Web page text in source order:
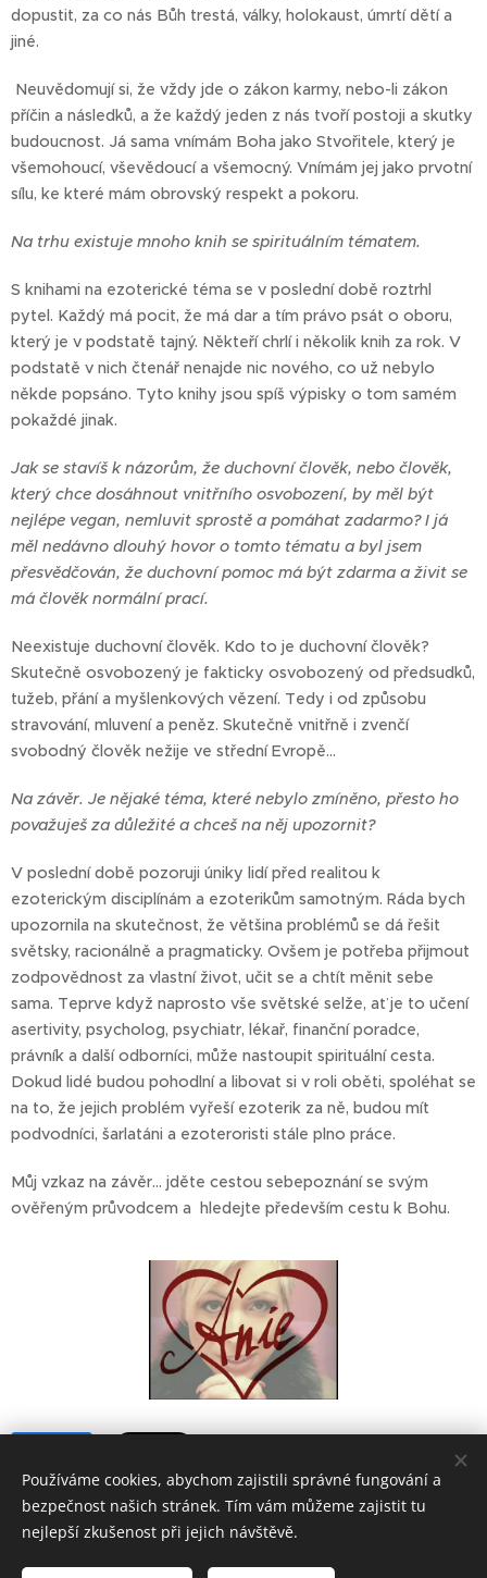
dopustit, za co nás Bůh trestá, války, holokaust, úmrtí dětí a
jiné.
Neuvědomují si, že vždy jde o zákon karmy, nebo-li zákon
příčin a následků, a že každý jeden z nás tvoří postoji a skutky
budoucnost. Já sama vnímám Boha jako Stvořitele, který je
všemohoucí, vševědoucí a všemocný. Vnímám jej jako prvotní
sílu, ke které mám obrovský respekt a pokoru.
Na trhu existuje mnoho knih se spirituálním tématem.
S knihami na ezoterické téma se v poslední době roztrhl
pytel. Každý má pocit, že má dar a tím právo psát o oboru,
který je v podstatě tajný. Někteří chrlí i několik knih za rok. V
podstatě v nich čtenář nenajde nic nového, co už nebylo
někde popsáno. Tyto knihy jsou spíš výpisky o tom samém
pokaždé jinak.
Jak se stavíš k názorům, že duchovní člověk, nebo člověk,
který chce dosáhnout vnitřního osvobození, by měl být
nejlépe vegan, nemluvit sprostě a pomáhat zadarmo? I já
měl nedávno dlouhý hovor o tomto tématu a byl jsem
přesvědčován, že duchovní pomoc má být zdarma a živit se
má člověk normální prací.
Neexistuje duchovní člověk. Kdo to je duchovní člověk?
Skutečně osvobozený je fakticky osvobozený od předsudků,
tužeb, přání a myšlenkových vězení. Tedy i od způsobu
stravování, mluvení a peněz. Skutečně vnitřně i zvenčí
svobodný člověk nežije ve střední Evropě...
Na závěr. Je nějaké téma, které nebylo zmíněno, přesto ho
považuješ za důležité a chceš na něj upozornit?
V poslední době pozoruji úniky lidí před realitou k
ezoterickým disciplínám a ezoterikům samotným. Ráda bych
upozornila na skutečnost, že většina problémů se dá řešit
světsky, racionálně a pragmaticky. Ovšem je potřeba přijmout
zodpovědnost za vlastní život, učit se a chtít měnit sebe
sama. Teprve když naprosto vše světské selže, ať je to učení
asertivity, psycholog, psychiatr, lékař, finanční poradce,
právník a další odborníci, může nastoupit spirituální cesta.
Dokud lidé budou pohodlní a libovat si v roli oběti, spoléhat se
na to, že jejich problém vyřeší ezoterik za ně, budou mít
podvodníci, šarlatáni a ezoteroristi stále plno práce.
Můj vzkaz na závěr... jděte cestou sebepoznání se svým
ověřeným průvodcem a hledejte především cestu k Bohu.
Používáme cookies, abychom zajistili správné fungování a
bezpečnost našich stránek. Tím vám můžeme zajistit tu
nejlepší zkušenost při jejich návštěvě.